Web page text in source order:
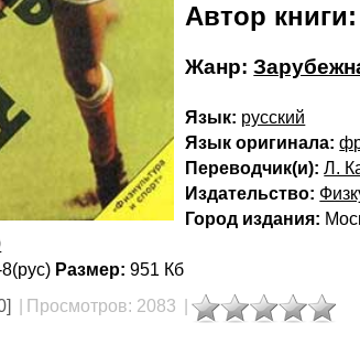
Автор книги:
Жанр:
Язык: русский
Язык оригинала:
Переводчик(и): Л.
Издательство:
Город издания:
Размер: 951 Кб
Просмотров: 2083